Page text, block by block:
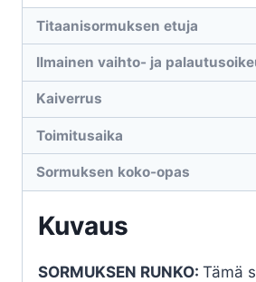
Titaanisormuksen etuja
Ilmainen vaihto- ja
Kaiverrus
Toimitusaika
Sormuksen koko-opas
Kuvaus
SORMUKSEN RUNKO: Tämä